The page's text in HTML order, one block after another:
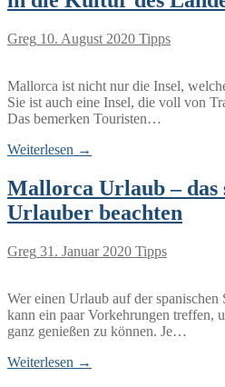
Greg 10. August 2020 Tipps
Mallorca ist nicht nur die Insel,
Sie ist auch eine Insel, die voll von
Das bemerken Touristen…
Weiterlesen →
Mallorca Urlaub – das
Urlauber beachten
Greg 31. Januar 2020 Tipps
Wer einen Urlaub auf der
kann ein paar Vorkehrungen treffen,
ganz genießen zu können. Je…
Weiterlesen →